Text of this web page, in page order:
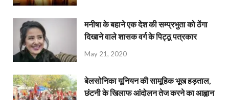
मनीषा के बहाने एक देश की सम्प्रभुता को ठेंगा
दिखाने वाले शासक वर्ग के पिट्ठू पत्रकार
May 21, 2020
बेलसोनिका यूनियन की सामूहिक भूख हड़ताल,
छंटनी के खिलाफ आंदोलन तेज करने का आह्वान